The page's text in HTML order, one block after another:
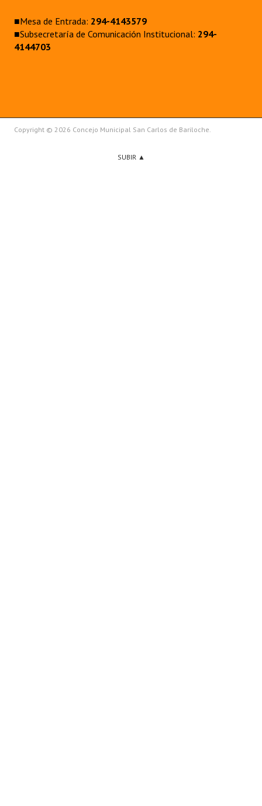
■Mesa de Entrada: 294-4143579
■Subsecretaría de Comunicación Institucional: 294-
4144703
Copyright © 2026 Concejo Municipal San Carlos de Bariloche.
SUBIR ▲